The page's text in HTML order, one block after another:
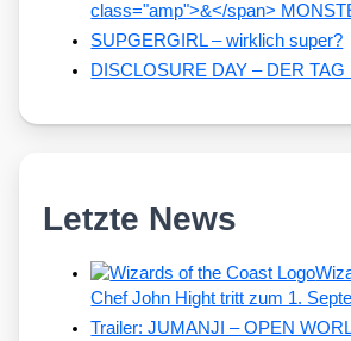
class="amp">&</span>
SUPGERGIRL – wirklich super?
DISCLOSURE DAY – DER
Letzte News
Chef John Hight tritt zum 1.
Trailer: JUMANJI – OPEN